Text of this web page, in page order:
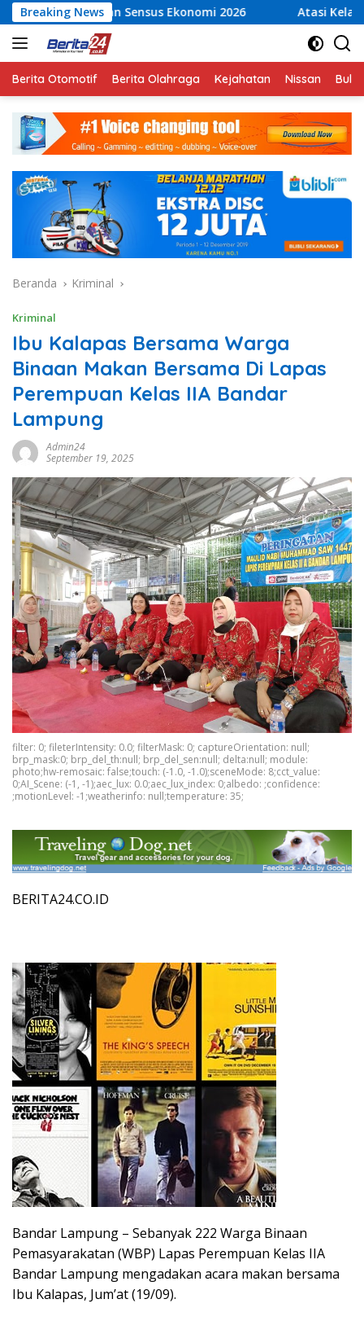
Langsung
ke
konten
Breaking News
Ekonomi 2026 Atasi Kelangkaan Air Bersih,
Berita Otomotif Berita Olahraga Kejahatan Nissan
Beranda Kriminal
Kriminal
Ibu Kalapas Bersama Warga
Binaan Makan Bersama Di Lapas
Perempuan Kelas IIA Bandar
Lampung
Admin24
September 19, 2025
filter: 0; fileterIntensity: 0.0; filterMask: 0; captureOrientation: null;
brp_mask:0; brp_del_th:null; brp_del_sen:null; delta:null; module:
photo;hw-remosaic: false;touch: (-1.0, -1.0);sceneMode: 8;cct_value:
0;AI_Scene: (-1, -1);aec_lux: 0.0;aec_lux_index: 0;albedo: ;confidence:
;motionLevel: -1;weatherinfo: null;temperature: 35;
BERITA24.CO.ID
Bandar Lampung – Sebanyak 222 Warga Binaan
Pemasyarakatan (WBP) Lapas Perempuan Kelas IIA
Bandar Lampung mengadakan acara makan bersama
Ibu Kalapas, Jum’at (19/09).